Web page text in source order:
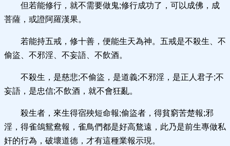
但若能修行，就不需要做鬼;修行成功了，可以成佛，成
菩薩，或證阿羅漢果。
若能持五戒，修十善，便能生天為神。五戒是不殺生、不
偷盜、不邪淫、不妄語、不飲酒。
不殺生，是慈悲;不偷盜，是道義;不邪淫，是正人君子;不
妄語，是忠信;不飲酒，就不會狂亂。
殺生者，來生得宿殃短命報;偷盜者，得貧窮苦楚報;邪
淫，得雀鴿鴛鴦報，雀鳥們都是好高鶩遠，此乃是前生專做私
奸的行為，破壞道德，才有這種業報示現。